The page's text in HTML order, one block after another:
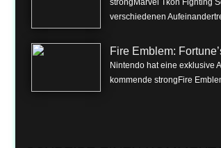
strongMarvel Tkon Fighting
verschiedenen
Fire Emblem:
Nintendo hat eine exklusive
kommende strongFire